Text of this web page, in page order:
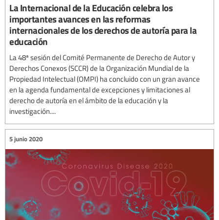
La Internacional de la Educación celebra los
importantes avances en las reformas
internacionales de los derechos de autoría para la
educación
La 48ª sesión del Comité Permanente de Derecho de Autor y
Derechos Conexos (SCCR) de la Organización Mundial de la
Propiedad Intelectual (OMPI) ha concluido con un gran avance
en la agenda fundamental de excepciones y limitaciones al
derecho de autoría en el ámbito de la educación y la
investigación....
5 junio 2020